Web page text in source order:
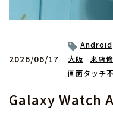
2026/06/17
Android
大阪
来店
画面タッチ
Galaxy Watch